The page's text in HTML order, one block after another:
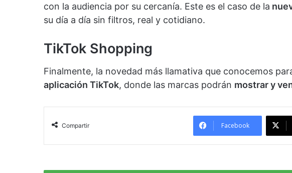
con la audiencia por su cercanía. Este es el caso de la
su día a día sin filtros, real y cotidiano.
TikTok Shopping
Finalmente, la novedad más llamativa que conocemos
aplicación TikTok, donde las marcas podrán mostrar y
Compartir Facebook